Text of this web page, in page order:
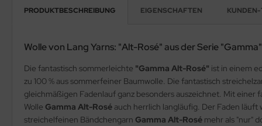
PRODUKTBESCHREIBUNG EIGENSCHAFTEN
Wolle von Lang Yarns: "Alt-Rosé" aus der Serie "Gamma"
Die fantastisch sommerleichte "Gamma Alt-Rosé" ist in einem
zu 100 % aus sommerfeiner Baumwolle. Die fantastisch
gleichmäßigen Fadenlauf ganz besonders auszeichnet. Mit
Wolle Gamma Alt-Rosé auch herrlich langläufig. Der Faden
streichelfeinen Bändchengarn Gamma Alt-Rosé mehr als "nur"